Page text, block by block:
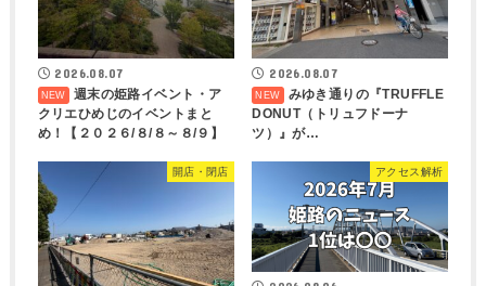
2026.08.07
週末の姫路イベント・ア
クリエひめじのイベントまと
め！【２０２６/８/８～８/９】
2026.08.07
みゆき通りの『TRUFFLE
DONUT（トリュフドーナ
ツ）』が…
開店・閉店 アクセス解析